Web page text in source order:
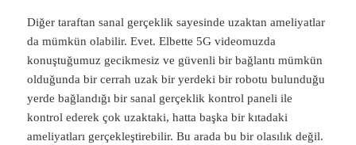
Diğer taraftan sanal gerçeklik sayesinde uzaktan ameliyatlar
da mümkün olabilir. Evet. Elbette 5G videomuzda
konuştuğumuz gecikmesiz ve güvenli bir bağlantı mümkün
olduğunda bir cerrah uzak bir yerdeki bir robotu bulunduğu
yerde bağlandığı bir sanal gerçeklik kontrol paneli ile
kontrol ederek çok uzaktaki, hatta başka bir kıtadaki
ameliyatları gerçekleştirebilir. Bu arada bu bir olasılık değil.